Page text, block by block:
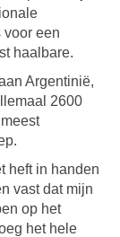
voor een
haalbare.
Argentinië,
2600
heft in handen
vast dat mijn
op het
het hele